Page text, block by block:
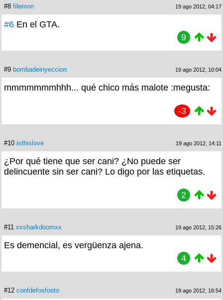
#8 filemon 19 ago 2012, 04:17
#6 En el GTA.
9
#9 bombadeinyeccion 19 ago 2012, 10:04
mmmmmmmhhh... qué chico más malote :megusta:
-3
#10 isthislove 19 ago 2012, 14:11
¿Por qué tiene que ser cani? ¿No puede ser
delincuente sin ser cani? Lo digo por las etiquetas.
2
#11 xxsharkdoomxx 19 ago 2012, 15:26
Es demencial, es vergüenza ajena.
4
#12 confdefosforito 19 ago 2012, 16:54